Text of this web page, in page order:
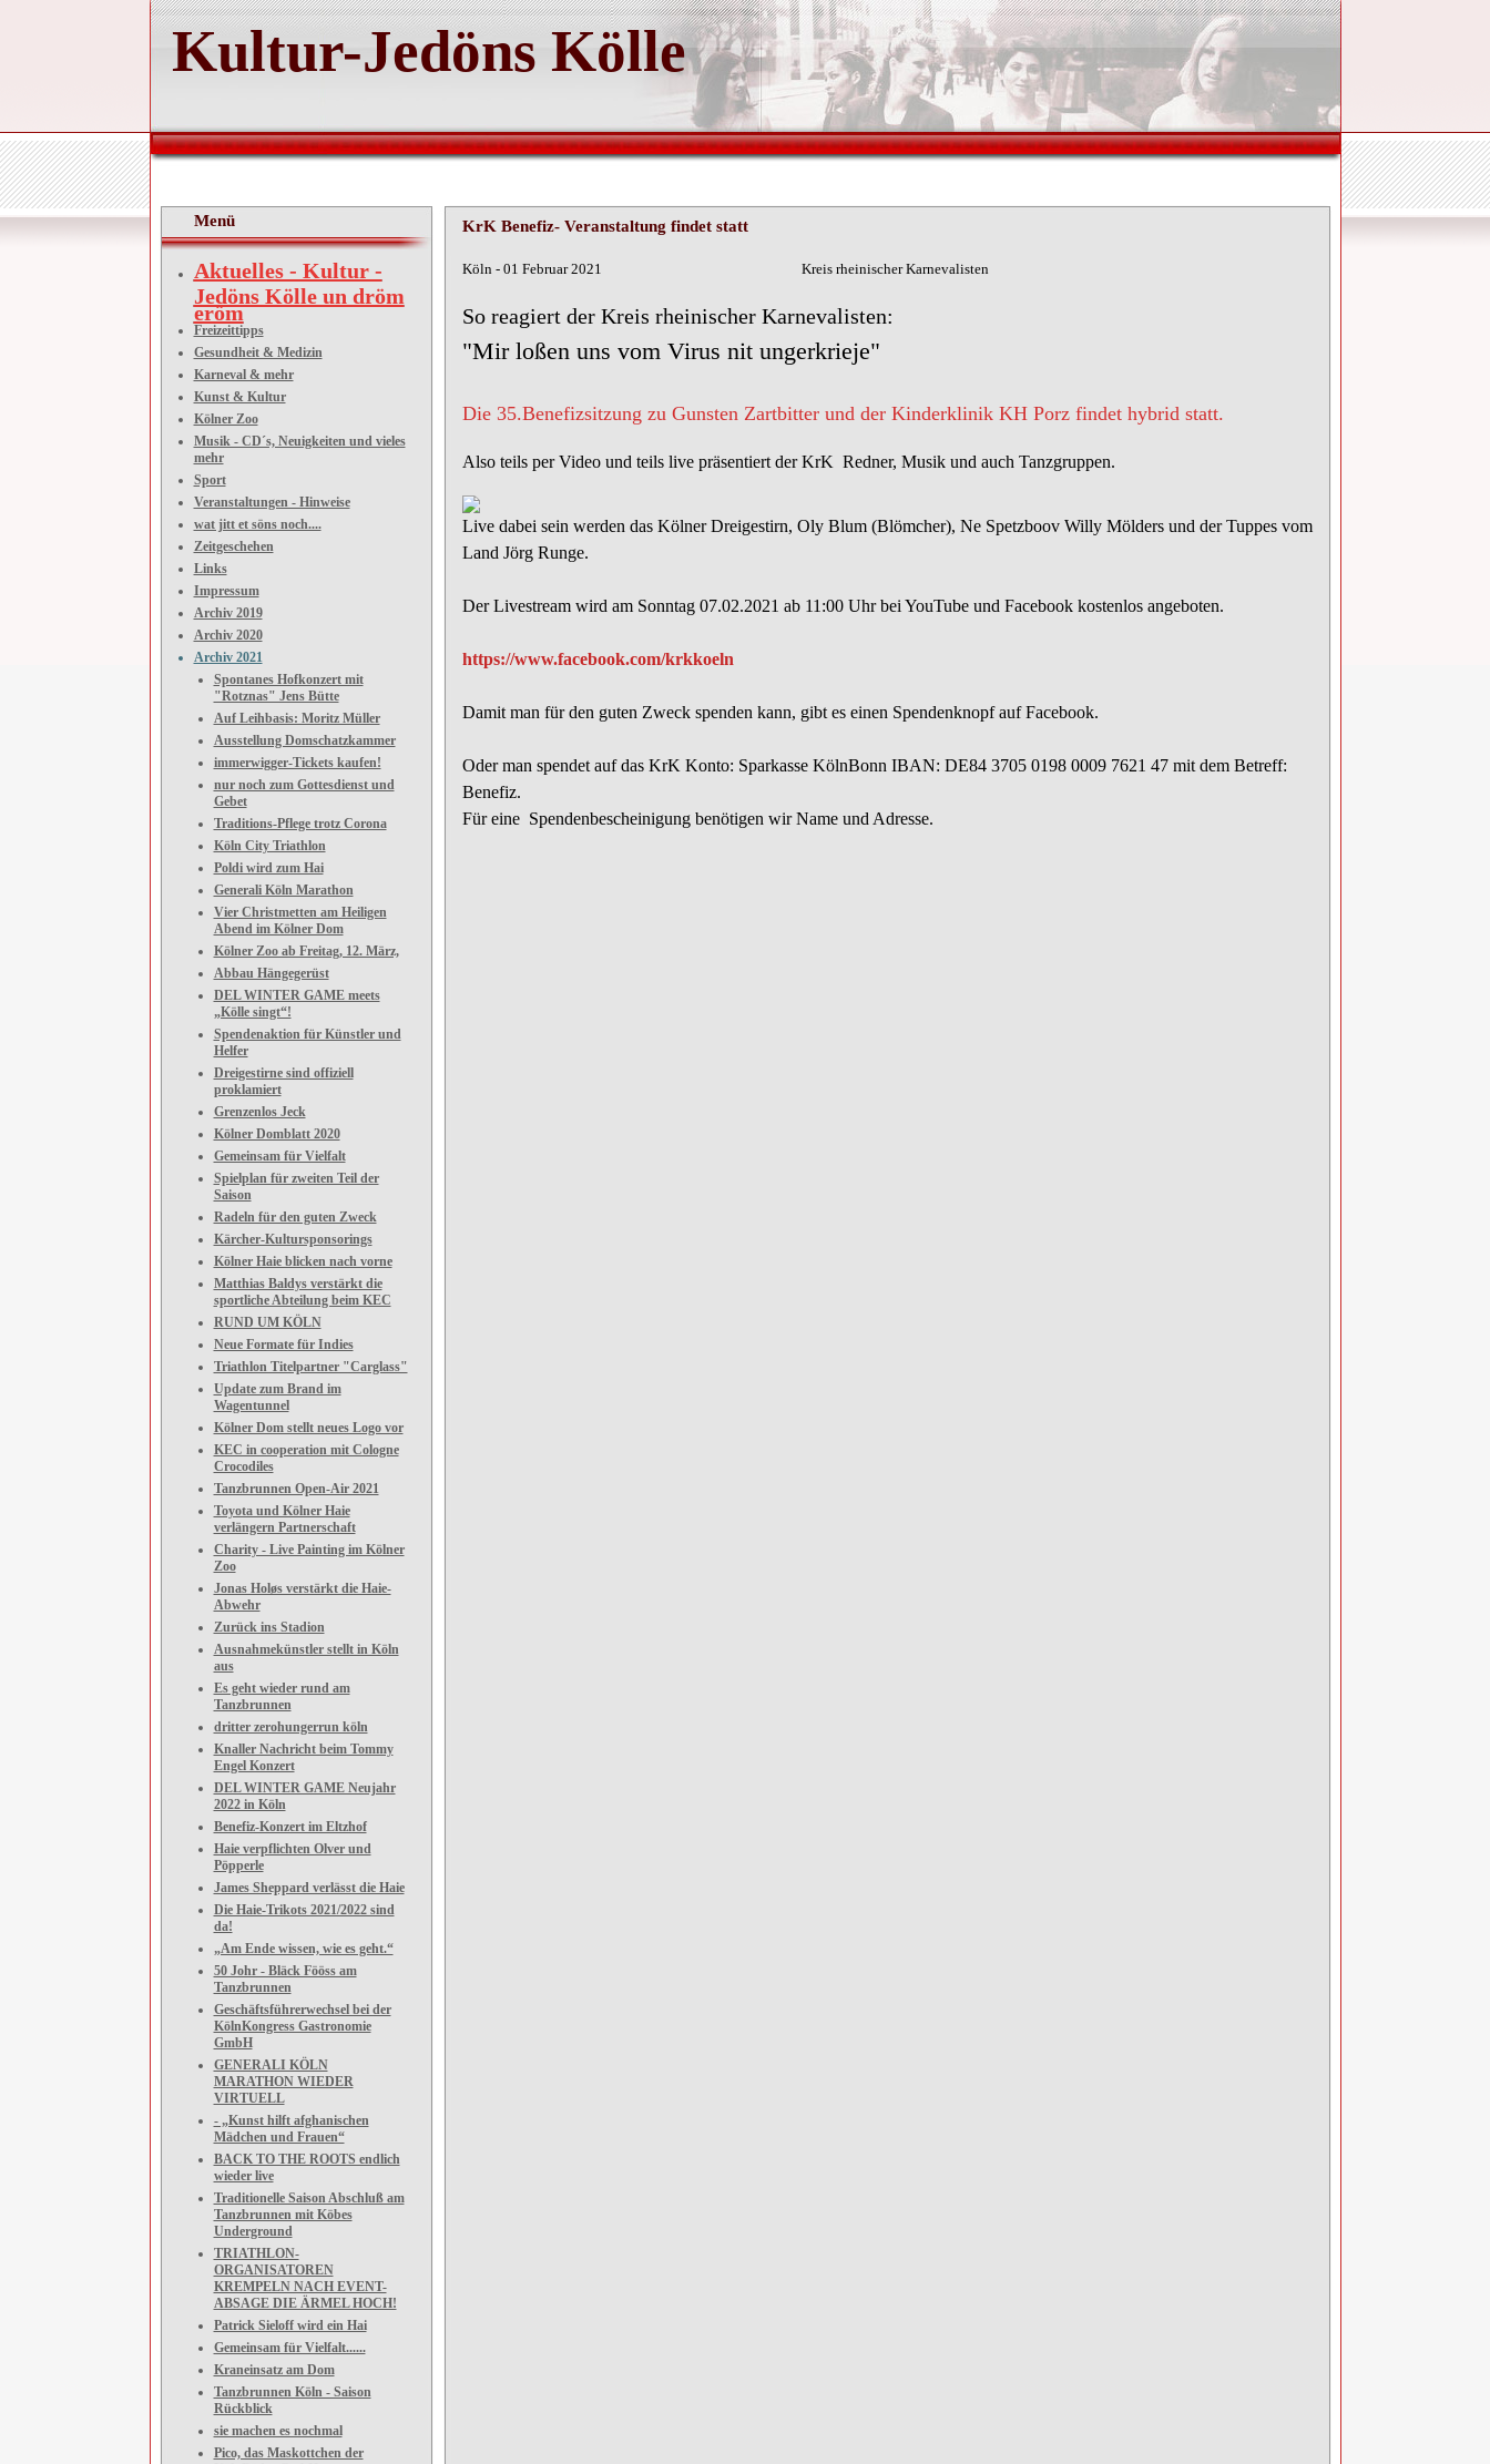
Kultur-Jedöns Kölle
Menü
Aktuelles - Kultur -
Jedöns Kölle un dröm
eröm
Freizeittipps
Gesundheit & Medizin
Karneval & mehr
Kunst & Kultur
Kölner Zoo
Musik - CD´s, Neuigkeiten und vieles
mehr
Sport
Veranstaltungen - Hinweise
wat jitt et söns noch....
Zeitgeschehen
Links
Impressum
Archiv 2019
Archiv 2020
Archiv 2021
Spontanes Hofkonzert mit
"Rotznas" Jens Bütte
Auf Leihbasis: Moritz Müller
Ausstellung Domschatzkammer
immerwigger-Tickets kaufen!
nur noch zum Gottesdienst und
Gebet
Traditions-Pflege trotz Corona
Köln City Triathlon
Poldi wird zum Hai
Generali Köln Marathon
Vier Christmetten am Heiligen
Abend im Kölner Dom
Kölner Zoo ab Freitag, 12. März,
Abbau Hängegerüst
DEL WINTER GAME meets
„Kölle singt“!
Spendenaktion für Künstler und
Helfer
Dreigestirne sind offiziell
proklamiert
Grenzenlos Jeck
Kölner Domblatt 2020
Gemeinsam für Vielfalt
Spielplan für zweiten Teil der
Saison
Radeln für den guten Zweck
Kärcher-Kultursponsorings
Kölner Haie blicken nach vorne
Matthias Baldys verstärkt die
sportliche Abteilung beim KEC
RUND UM KÖLN
Neue Formate für Indies
Triathlon Titelpartner "Carglass"
Update zum Brand im
Wagentunnel
Kölner Dom stellt neues Logo vor
KEC in cooperation mit Cologne
Crocodiles
Tanzbrunnen Open-Air 2021
Toyota und Kölner Haie
verlängern Partnerschaft
Charity - Live Painting im Kölner
Zoo
Jonas Holøs verstärkt die Haie-
Abwehr
Zurück ins Stadion
Ausnahmekünstler stellt in Köln
aus
Es geht wieder rund am
Tanzbrunnen
dritter zerohungerrun köln
Knaller Nachricht beim Tommy
Engel Konzert
DEL WINTER GAME Neujahr
2022 in Köln
Benefiz-Konzert im Eltzhof
Haie verpflichten Olver und
Pöpperle
James Sheppard verlässt die Haie
Die Haie-Trikots 2021/2022 sind
da!
„Am Ende wissen, wie es geht.“
50 Johr - Bläck Fööss am
Tanzbrunnen
Geschäftsführerwechsel bei der
KölnKongress Gastronomie
GmbH
GENERALI KÖLN
MARATHON WIEDER
VIRTUELL
- „Kunst hilft afghanischen
Mädchen und Frauen“
BACK TO THE ROOTS endlich
wieder live
Traditionelle Saison Abschluß am
Tanzbrunnen mit Köbes
Underground
TRIATHLON-
ORGANISATOREN
KREMPELN NACH EVENT-
ABSAGE DIE ÄRMEL HOCH!
Patrick Sieloff wird ein Hai
Gemeinsam für Vielfalt......
Kraneinsatz am Dom
Tanzbrunnen Köln - Saison
Rückblick
sie machen es nochmal
Pico, das Maskottchen der
KrK Benefiz- Veranstaltung findet statt
Köln - 01 Februar 2021 Kreis rheinischer Karnevalisten
So reagiert der Kreis rheinischer Karnevalisten:
"Mir loßen uns vom Virus nit ungerkrieje"
Die 35.Benefizsitzung zu Gunsten Zartbitter und der Kinderklinik KH Porz findet hybrid statt.
Also teils per Video und teils live präsentiert der KrK Redner, Musik und auch Tanzgruppen.
Live dabei sein werden das Kölner Dreigestirn, Oly Blum (Blömcher), Ne Spetzboov Willy Mölders und der Tuppes vom
Land Jörg Runge.
Der Livestream wird am Sonntag 07.02.2021 ab 11:00 Uhr bei YouTube und Facebook kostenlos angeboten.
https://www.facebook.com/krkkoeln
Damit man für den guten Zweck spenden kann, gibt es einen Spendenknopf auf Facebook.
Oder man spendet auf das KrK Konto: Sparkasse KölnBonn IBAN: DE84 3705 0198 0009 7621 47 mit dem Betreff:
Benefiz.
Für eine Spendenbescheinigung benötigen wir Name und Adresse.